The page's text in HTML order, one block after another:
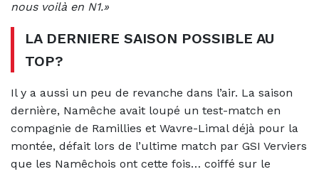
nous voilà en N1.»
LA DERNIERE SAISON POSSIBLE AU
TOP?
Il y a aussi un peu de revanche dans l’air. La saison
dernière, Namêche avait loupé un test-match en
compagnie de Ramillies et Wavre-Limal déjà pour la
montée, défait lors de l’ultime match par GSI Verviers
que les Namêchois ont cette fois… coiffé sur le